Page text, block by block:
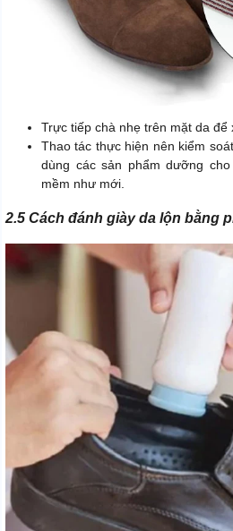
Trực tiếp chà nhẹ trên mặt da để
Thao tác thực hiện nên kiểm
dùng các sản phẩm dưỡng
mềm như mới.
2.5 Cách đánh giày da lộn bằng